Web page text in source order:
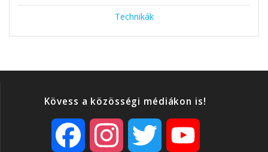
Technikák
Kövess a közösségi médiákon is!